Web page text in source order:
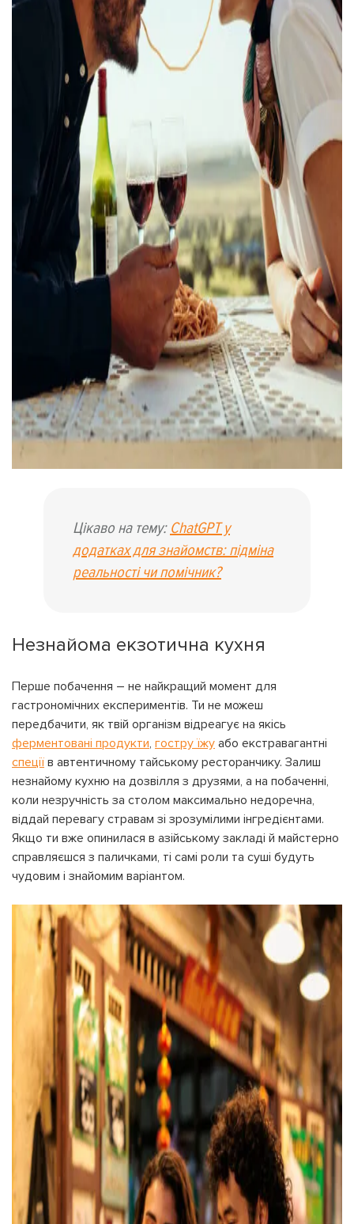
Цікаво на тему: ChatGPT у
додатках для знайомств: підміна
реальності чи помічник?
Незнайома екзотична кухня
Перше побачення – не найкращий момент для
гастрономічних експериментів. Ти не можеш
передбачити, як твій організм відреагує на якісь
ферментовані продукти, гостру їжу або екстравагантні
спеції в автентичному тайському ресторанчику. Залиш
незнайому кухню на дозвілля з друзями, а на побаченні,
коли незручність за столом максимально недоречна,
віддай перевагу стравам зі зрозумілими інгредієнтами.
Якщо ти вже опинилася в азійському закладі й майстерно
справляєшся з паличками, ті самі роли та суші будуть
чудовим і знайомим варіантом.